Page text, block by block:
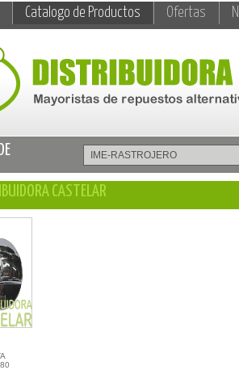
Catalogo de Productos Ofertas
CASTELAR